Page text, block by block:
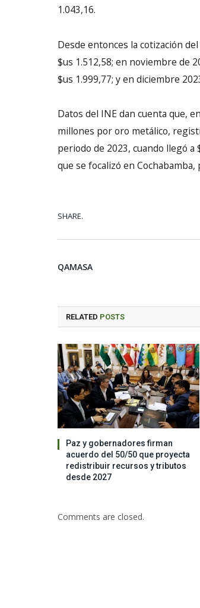
1.043,16.
Desde entonces la cotización
$us 1.512,58; en noviembre de
$us 1.999,77; y en diciembre
Datos del INE dan cuenta que,
millones por oro metálico,
periodo de 2023, cuando llegó
que se focalizó en
SHARE.
QAMASA
RELATED POSTS
Paz y gobernadores firman
acuerdo del 50/50 que proyecta
redistribuir recursos y tributos
desde 2027
Comments are closed.